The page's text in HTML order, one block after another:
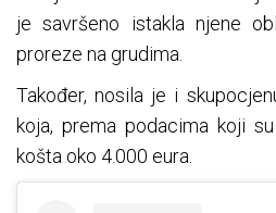
je savršeno istakla njene
proreze na grudima.
Također, nosila je i
koja, prema podacima koji
košta oko 4.000 eura.